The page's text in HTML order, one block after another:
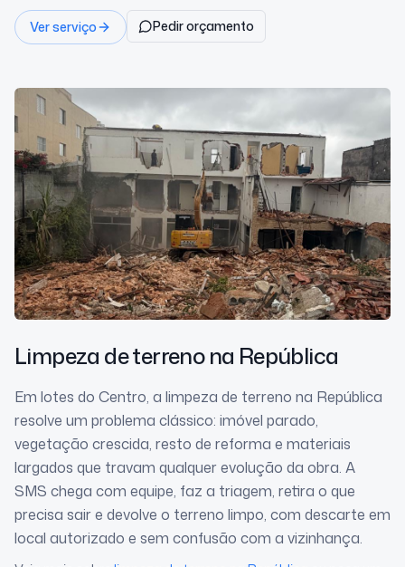
Ver serviço Pedir orçamento
Limpeza de terrenona República
Em lotes do Centro, a limpeza de terreno na República
resolve um problema clássico: imóvel parado,
vegetação crescida, resto de reforma e materiais
largados que travam qualquer evolução da obra. A
SMS chega com equipe, faz a triagem, retira o que
precisa sair e devolve o terreno limpo, com descarte em
local autorizado e sem confusão com a vizinhança.